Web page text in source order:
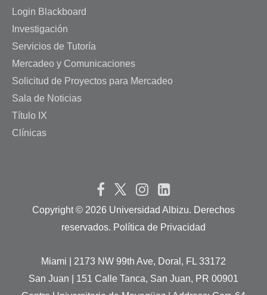
Login Blackboard
Investigación
Servicios de Tutoría
Mercadeo y Comunicaciones
Solicitud de Proyectos para Mercadeo
Sala de Noticias
Título IX
Clínicas
Copyright © 2026 Universidad Albizu. Derechos
reservados. Política de Privacidad
Miami | 2173 NW 99th Ave, Doral, FL 33172
San Juan | 151 Calle Tanca, San Juan, PR 00901